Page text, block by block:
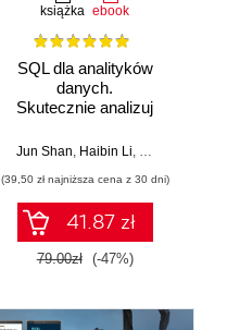
książka ebook
SQL dla analityków
danych.
Skutecznie analizuj
wartościowe
zaawansowany
SQL na potrzeby
praktycznych
zastosowań.
Wydanie IV
Jun Shan, Haibin Li, Matt Goldwasser
(39,50 zł najniższa cena z 30 dni)
41.87 zł
79.00zł (-47%)